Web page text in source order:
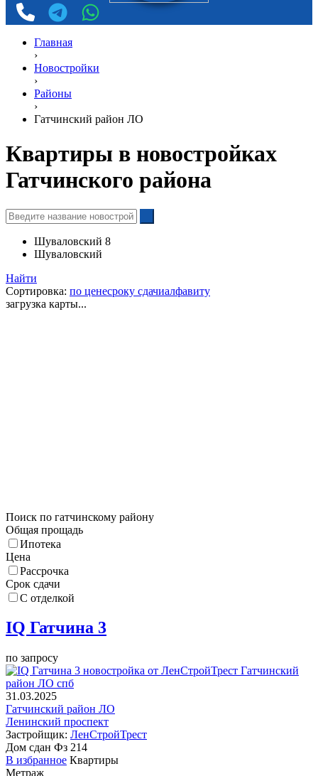
Главная
›
Новостройки
›
Районы
›
Гатчинский район ЛО
Квартиры в новостройках
Гатчинского района
Шуваловский 8
Шуваловский
Найти
Сортировка: по ценесроку сдачиалфавиту
загрузка карты...
Поиск по гатчинскому району
Общая прощадь
Ипотека
Цена
Рассрочка
Срок сдачи
С отделкой
IQ Гатчина 3
по запросу
31.03.2025
Гатчинский район ЛО
Ленинский проспект
Застройщик: ЛенСтройТрест
Дом сдан Фз 214
В избранное Квартиры
Метраж